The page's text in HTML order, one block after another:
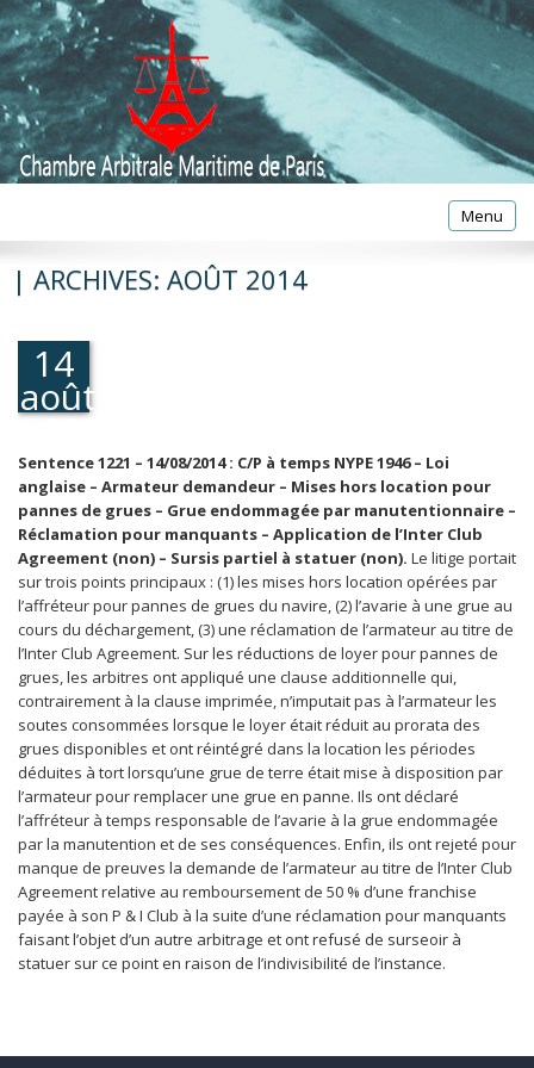
Toggle
Menu
| ARCHIVES: AOÛT 2014
14
août
2014
Sentence 1221 – 14/08/2014 : C/P à temps NYPE 1946 – Loi
anglaise – Armateur demandeur – Mises hors location pour
pannes de grues – Grue endommagée par manutentionnaire –
Réclamation pour manquants – Application de l’Inter Club
Agreement (non) – Sursis partiel à statuer (non). Le litige portait
sur trois points principaux : (1) les mises hors location opérées par
l’affréteur pour pannes de grues du navire, (2) l’avarie à une grue au
cours du déchargement, (3) une réclamation de l’armateur au titre de
l’Inter Club Agreement. Sur les réductions de loyer pour pannes de
grues, les arbitres ont appliqué une clause additionnelle qui,
contrairement à la clause imprimée, n’imputait pas à l’armateur les
soutes consommées lorsque le loyer était réduit au prorata des
grues disponibles et ont réintégré dans la location les périodes
déduites à tort lorsqu’une grue de terre était mise à disposition par
l’armateur pour remplacer une grue en panne. Ils ont déclaré
l’affréteur à temps responsable de l’avarie à la grue endommagée
par la manutention et de ses conséquences. Enfin, ils ont rejeté pour
manque de preuves la demande de l’armateur au titre de l’Inter Club
Agreement relative au remboursement de 50 % d’une franchise
payée à son P & I Club à la suite d’une réclamation pour manquants
faisant l’objet d’un autre arbitrage et ont refusé de surseoir à
statuer sur ce point en raison de l’indivisibilité de l’instance.